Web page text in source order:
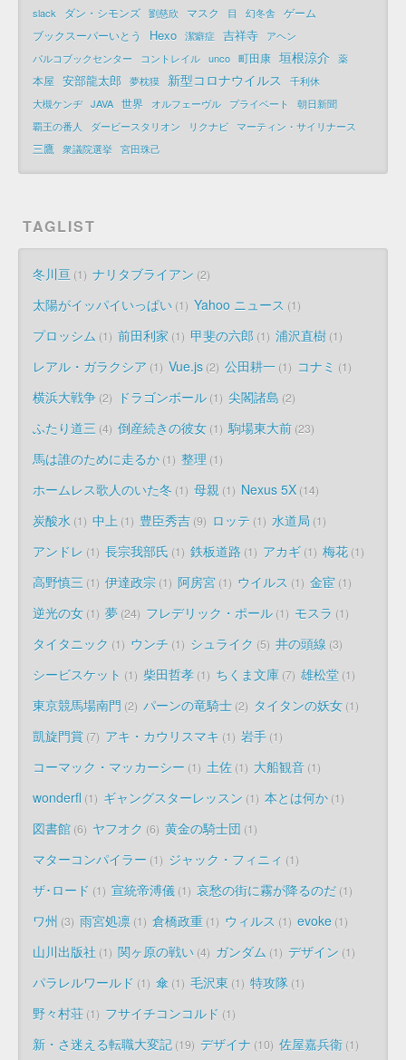
slack
ダン・シモンズ 劉慈欣 マスク 目 幻冬舎 ゲーム
ブックスーパーいとう
Hexo 潔癖症 吉祥寺
アヘン
パルコブックセンター
コントレイル unco 町田康 垣根涼介 薬
本屋 安部龍太郎 夢枕獏 新型コロナウイルス
千利休
大槻ケンヂ JAVA 世界 オルフェーヴル プライベート
朝日新聞
覇王の番人
ダービースタリオン リクナビ マーティン・サイリナース
三鷹 衆議院選挙 宮田珠己
TAGLIST
冬川亘 1 ナリタブライアン 2
太陽がイッパイいっぱい 1 Yahoo ニュース 1
プロッシム 1 前田利家 1 甲斐の六郎 1 浦沢直樹 1
レアル・ガラクシア 1 Vue.js 2 公田耕一 1 コナミ 1
横浜大戦争 2 ドラゴンボール 1 尖閣諸島 2
ふたり道三 4 倒産続きの彼女 1 駒場東大前 23
馬は誰のために走るか 1 整理 1
ホームレス歌人のいた冬 1 母親 1 Nexus 5X 14
炭酸水 1 中上 1 豊臣秀吉 9 ロッテ 1 水道局 1
アンドレ 1 長宗我部氏 1 鉄板道路 1 アカギ 1 梅花 1
高野慎三 1 伊達政宗 1 阿房宮 1 ウイルス 1 金宦 1
逆光の女 1 夢 24 フレデリック・ポール 1 モスラ 1
タイタニック 1 ウンチ 1 シュライク 5 井の頭線 3
シービスケット 1 柴田哲孝 1 ちくま文庫 7 雄松堂 1
東京競馬場南門 2 パーンの竜騎士 2 タイタンの妖女 1
凱旋門賞 7 アキ・カウリスマキ 1 岩手 1
コーマック・マッカーシー 1 土佐 1 大船観音 1
wonderfl 1 ギャングスターレッスン 1 本とは何か 1
図書館 6 ヤフオク 6 黄金の騎士団 1
マターコンパイラー 1 ジャック・フィニィ 1
ザ･ロード 1 宣統帝溥儀 1 哀愁の街に霧が降るのだ 1
ワ州 3 雨宮処凛 1 倉橋政重 1 ウィルス 1 evoke 1
山川出版社 1 関ヶ原の戦い 4 ガンダム 1 デザイン 1
パラレルワールド 1 傘 1 毛沢東 1 特攻隊 1
野々村荘 1 フサイチコンコルド 1
新・さ迷える転職大変記 19 デザイナ 10 佐屋嘉兵衛 1